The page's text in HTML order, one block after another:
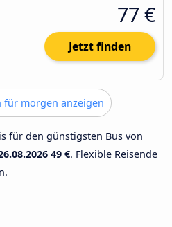
77 €
Jetzt finden
für morgen anzeigen
für den günstigsten Bus von
49 €. Flexible Reisende